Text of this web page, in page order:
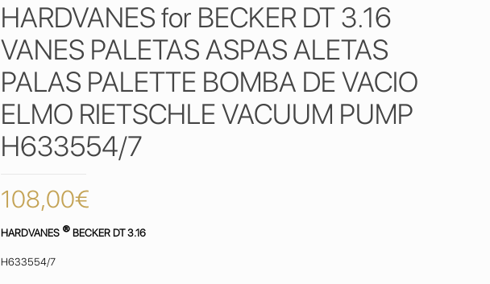
HARDVANES for BECKER DT 3.16
VANES PALETAS ASPAS ALETAS
PALAS PALETTE BOMBA DE VACIO
ELMO RIETSCHLE VACUUM PUMP
H633554/7
108,00€
HARDVANES ® BECKER DT 3.16
H633554/7